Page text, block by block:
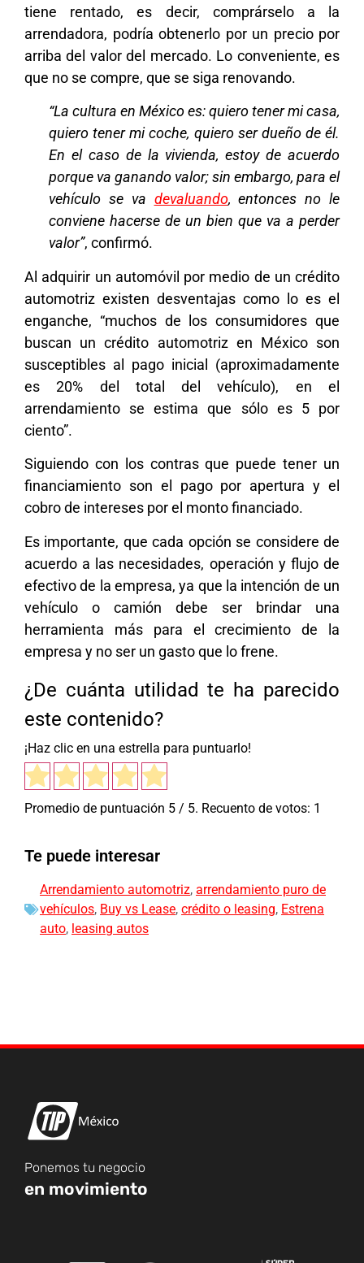
tiene rentado, es decir, comprárselo a la
arrendadora, podría obtenerlo por un precio por
arriba del valor del mercado. Lo conveniente, es
que no se compre, que se siga renovando.
“La cultura en México es: quiero tener mi casa,
quiero tener mi coche, quiero ser dueño de él.
En el caso de la vivienda, estoy de acuerdo
porque va ganando valor; sin embargo, para el
vehículo se va devaluando, entonces no le
conviene hacerse de un bien que va a perder
valor”, confirmó.
Al adquirir un automóvil por medio de un crédito
automotriz existen desventajas como lo es el
enganche, “muchos de los consumidores que
buscan un crédito automotriz en México son
susceptibles al pago inicial (aproximadamente
es 20% del total del vehículo), en el
arrendamiento se estima que sólo es 5 por
ciento”.
Siguiendo con los contras que puede tener un
financiamiento son el pago por apertura y el
cobro de intereses por el monto financiado.
Es importante, que cada opción se considere de
acuerdo a las necesidades, operación y flujo de
efectivo de la empresa, ya que la intención de un
vehículo o camión debe ser brindar una
herramienta más para el crecimiento de la
empresa y no ser un gasto que lo frene.
¿De cuánta utilidad te ha parecido
este contenido?
¡Haz clic en una estrella para puntuarlo!
Promedio de puntuación 5 / 5. Recuento de votos: 1
Te puede interesar
Arrendamiento automotriz, arrendamiento puro de
vehículos, Buy vs Lease, crédito o leasing, Estrena
auto, leasing autos
Ponemos tu negocio
en movimiento